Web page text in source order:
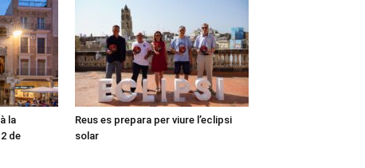
la
de
Reus es prepara per viure l’eclipsi
solar